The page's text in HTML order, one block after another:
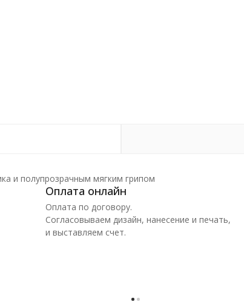
и полупрозрачным мягким грипом
Оплата онлайн
Оплата по договору.
Согласовываем дизайн, нанесение и печать,
и выставляем счет.